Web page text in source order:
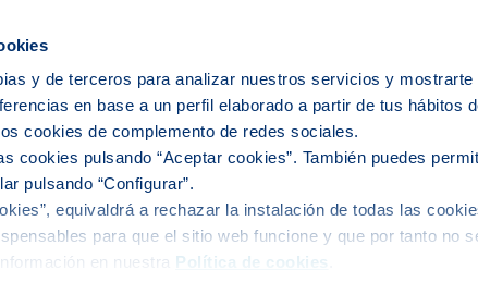
y de terceros para analizar nuestros servicios y mostrarte
en base a un perfil elaborado a partir de tus hábitos
cookies de complemento de redes sociales.
cookies pulsando “Aceptar cookies”. También puedes
pulsando “Configurar”.
equivaldrá a rechazar la instalación de todas las
para que el sitio web funcione y que por tanto no
en nuestra Política de cookies
nosotros Personas